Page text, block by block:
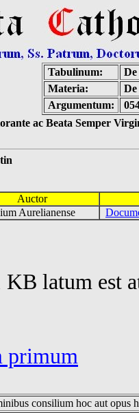
Tabulinum:
De
Materia:
Argumentum:
ac Beata Semper
Auctor
Aurelianense
latum est
primum
consilium hoc aut opus